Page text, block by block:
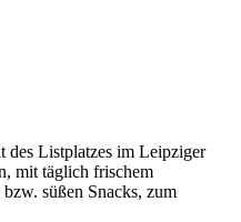
Listplatzes im Leipziger
mit täglich frischem
süßen Snacks, zum